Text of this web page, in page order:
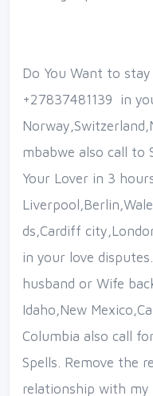
Do You Want to
+27837481139 in
mbabwe also call to
Your Lover in 3
ds,Cardiff
in your love
husband or Wife
Idaho,New
Columbia also call
Spells. Remove the
relationship with